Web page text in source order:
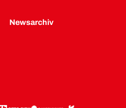
Newsarchiv